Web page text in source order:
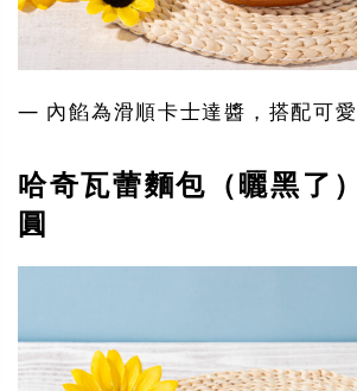
— 內餡為滑順卡士達醬，搭配可愛
哈奇瓦蕾麵包（曬黑了
圓